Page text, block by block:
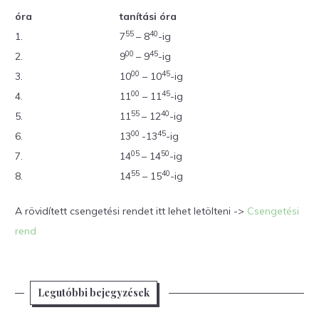
óra
tanítási óra
1.
755 – 840-ig
2.
900 – 945-ig
3.
1000 – 1045-ig
4.
1100 – 1145-ig
5.
1155 – 1240-ig
6.
1300 -1345-ig
7.
1405 – 1450-ig
8.
1455 – 1540-ig
A rövidített csengetési rendet itt lehet letölteni -> Csengetési
rend
Legutóbbi bejegyzések